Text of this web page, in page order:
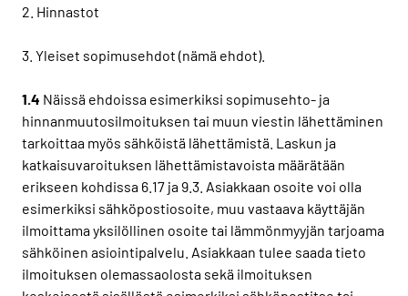
2. Hinnastot
3. Yleiset sopimusehdot (nämä ehdot).
1.4 Näissä ehdoissa esimerkiksi sopimusehto- ja
hinnanmuutosilmoituksen tai muun viestin lähettäminen
tarkoittaa myös sähköistä lähettämistä. Laskun ja
katkaisuvaroituksen lähettämistavoista määrätään
erikseen kohdissa 6.17 ja 9.3. Asiakkaan osoite voi olla
esimerkiksi sähköpostiosoite, muu vastaava käyttäjän
ilmoittama yksilöllinen osoite tai lämmönmyyjän tarjoama
sähköinen asiointipalvelu. Asiakkaan tulee saada tieto
ilmoituksen olemassaolosta sekä ilmoituksen